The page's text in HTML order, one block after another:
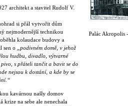
architekt a stavitel Rudolf V.
si přál vytvořit dům
nejmodernější technikou
kolaudace budovy a
sen o
„podivném domě, v jehož
hudbu, divadlo, výtvarné
s přáteli tančit a bavit se do
nejsou k dostání, a kde by se
kavárnou našly domov
krize na sebe ale nenechala
Palác Akropolis